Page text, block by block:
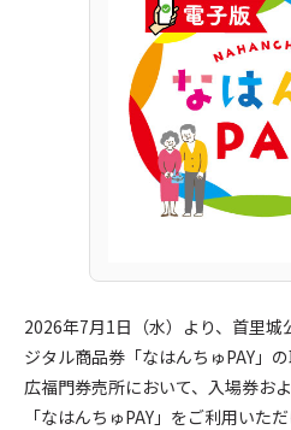
2026年7月1日（水）より、首里
ジタル商品券「なはんちゅPAY」
広福門券売所において、入場券お
「なはんちゅPAY」をご利用いただ